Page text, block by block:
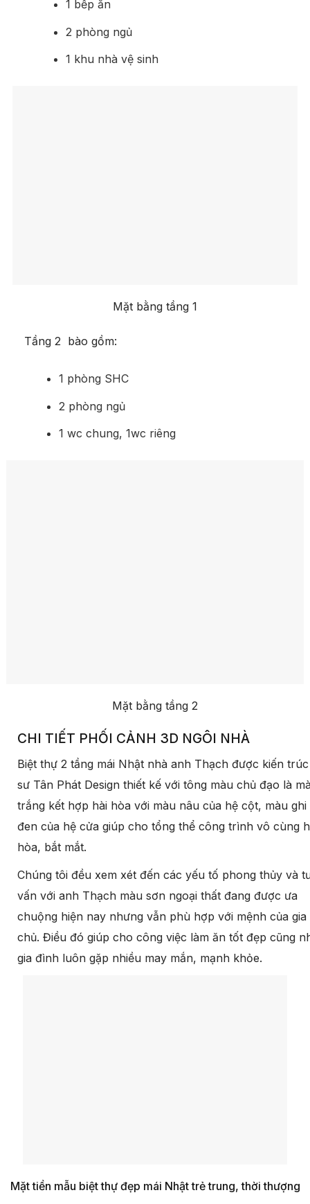
1 bếp ăn
2 phòng ngủ
1 khu nhà vệ sinh
Mặt bằng tầng 1
Tầng 2 bào gồm:
1 phòng SHC
2 phòng ngủ
1 wc chung, 1wc riêng
Mặt bằng tầng 2
CHI TIẾT PHỐI CẢNH 3D NGÔI NHÀ
Biệt thự 2 tầng mái Nhật nhà anh Thạch được kiến trúc
sư Tân Phát Design thiết kế với tông màu chủ đạo là
trắng kết hợp hài hòa với màu nâu của hệ cột, màu ghi
đen của hệ cửa giúp cho tổng thể công trình vô cùng
hòa, bắt mắt.
Chúng tôi đều xem xét đến các yếu tố phong thủy và
vấn với anh Thạch màu sơn ngoại thất đang được ưa
chuộng hiện nay nhưng vẫn phù hợp với mệnh của gia
chủ. Điều đó giúp cho công việc làm ăn tốt đẹp cũng
gia đình luôn gặp nhiều may mắn, mạnh khỏe.
Mặt tiền mẫu biệt thự đẹp mái Nhật trẻ trung, thời thượng